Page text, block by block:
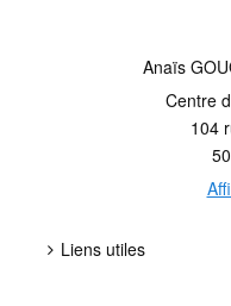
Anaïs
Centre
104
Liens utiles